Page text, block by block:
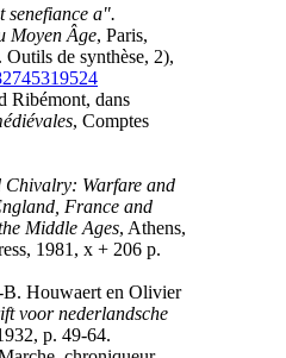
senefiance a".
Moyen Âge, Paris,
de synthèse, 2),
Ribémont, dans
, Comptes
Chivalry: Warfare and
France and
Middle Ages, Athens,
1981, x + 206 p.
B. Houwaert en Olivier
voor nederlandsche
p. 49-64.